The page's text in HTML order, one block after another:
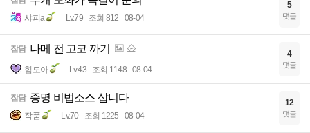
샤피a Lv.79 조회 812 08-04
5
댓글
잡담 나메 전 고코 까기
힘도아 Lv.43 조회 1148 08-04
4
댓글
잡담 증명 비법소스 삽니다
작품 Lv.70 조회 1225 08-04
12
댓글